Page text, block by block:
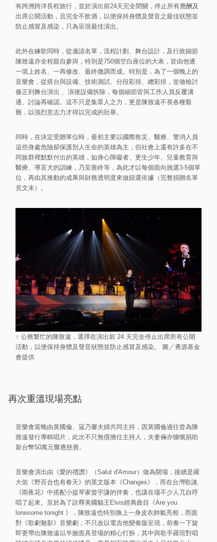
有跨洲跨洋長程旅行，並於演出前24天完全閉關，停止所有應酬及
出席公開活動，且完全不飲酒，以便保持身體及聲音之最佳狀態並
防止感冒及感染，只為呈現最佳演出。
此外在練歌同時，從邀請名單，流程計劃、舞台設計，及行政細節
陳致遠亦全程親自參與，特別是750個空白座位的大表，皆由他逐
一填上姓名、一再修改、最終微調而成。特別是，為了一個晚上的
音樂會，從搭台與設備、技術測試、分段彩排、總彩排，並做檢討
修正到舞台演出 、演後設備拆除，每個細節皆與工作人員反覆溝
通、討論再確認。這不只是集眾人之力，更是陳致遠不畏各種艱
難，以強烈意志力才得以完成的壯舉。
同時，在決定受贈單位時，最初主要以國際救災、醫療、警消人員
這些身處危險卻保護別人生命的英雄為主，但社會上還有許多在不
同族群裡默默付出的英雄，如身心障礙者、更生少年、兒童教育與
醫療、導盲犬的訓練，乃至善終等，為此才以每個面向挑選3-5個單
位，再由其推動的成果與財務透明度來做篩選依據（完整捐贈名單
見文末）。
↑ 公務繁忙的陳致遠，選擇在演出前 24 天完全停止出席所有公開
活動，以便保持身體及聲音狀態並防止感冒及感染。 圖／勇源基金
會提供
再次重溫現場亮點
音樂會當晚由黃國倫、寇乃馨夫婦共同主持，因黃國倫過往曾為陳
致遠發行專輯唱片，此次不只無償擔任主持人，夫妻倆亦慷慨捐助
新台幣50萬元響應慈善。
音樂會演出由《愛的禮讚》（Salut d'Amour）做為開場，接續是羅
大佑《野百合也有春天》的英文版本《Changes》，而在台灣歌謠
《雨夜花》中搭配小提琴家曾宇謙的伴奏，也讓在場不少人兀自哼
唱了起來。至於為了詮釋美國貓王Elvis經典曲目《Are you
lonesome tonight 》，陳致遠也特別換上一身皮衣帥氣亮相，而面
對《歌劇魅影》音樂劇，不只改以電吉他變奏版呈現，前奏一下旋
即更帶出陳致遠以半臉面具登場的精心打扮，其中與歌手羅瑄對唱